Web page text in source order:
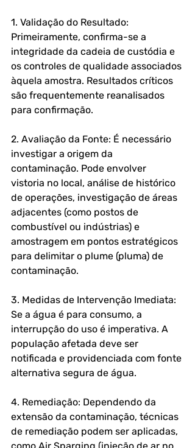
1. Validação do Resultado:
Primeiramente, confirma-se a
integridade da cadeia de custódia e
os controles de qualidade associados
àquela amostra. Resultados críticos
são frequentemente reanalisados
para confirmação.
2. Avaliação da Fonte: É necessário
investigar a origem da
contaminação. Pode envolver
vistoria no local, análise de histórico
de operações, investigação de áreas
adjacentes (como postos de
combustível ou indústrias) e
amostragem em pontos estratégicos
para delimitar o plume (pluma) de
contaminação.
3. Medidas de Intervenção Imediata:
Se a água é para consumo, a
interrupção do uso é imperativa. A
população afetada deve ser
notificada e providenciada com fonte
alternativa segura de água.
4. Remediação: Dependendo da
extensão da contaminação, técnicas
de remediação podem ser aplicadas,